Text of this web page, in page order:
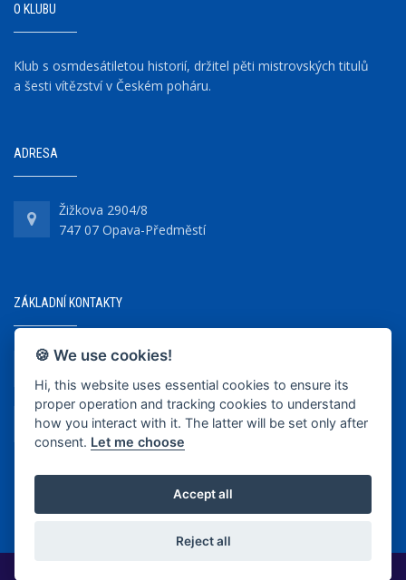
O KLUBU
Klub s osmdesátiletou historií, držitel pěti mistrovských titulů
a šesti vítězství v Českém poháru.
ADRESA
Žižkova 2904/8
747 07 Opava-Předměstí
ZÁKLADNÍ KONTAKTY
+420 737 218 679
info@bkopava.cz
www.bkopava.cz
🍪 We use cookies!
Hi, this website uses essential cookies to ensure its
proper operation and tracking cookies to understand
how you interact with it. The latter will be set only after
consent. Let me choose
Accept all
Reject all